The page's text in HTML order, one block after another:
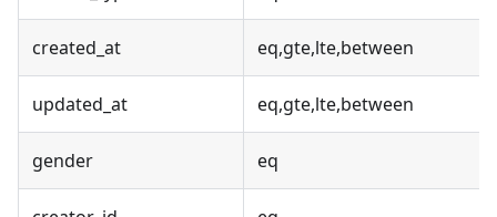
created_at eq,gte,lte,between
updated_at eq,gte,lte,between
gender eq